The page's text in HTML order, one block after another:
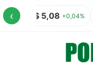
‹ US$ 5,08 +0,04%